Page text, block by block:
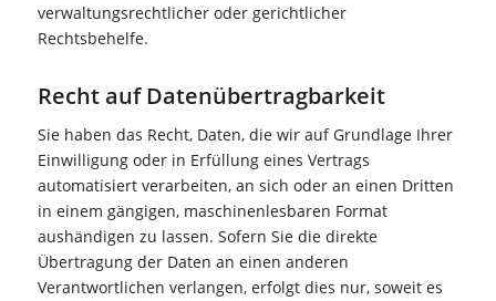
verwaltungsrechtlicher oder gerichtlicher
Rechtsbehelfe.
Recht auf Daten­übertrag­barkeit
Sie haben das Recht, Daten, die wir auf Grundlage Ihrer
Einwilligung oder in Erfüllung eines Vertrags
automatisiert verarbeiten, an sich oder an einen Dritten
in einem gängigen, maschinenlesbaren Format
aushändigen zu lassen. Sofern Sie die direkte
Übertragung der Daten an einen anderen
Verantwortlichen verlangen, erfolgt dies nur, soweit es